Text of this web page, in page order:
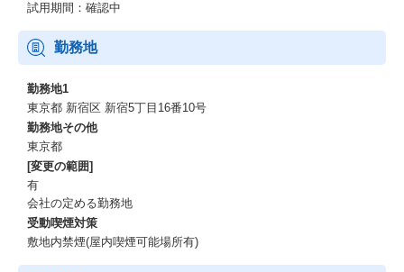
試用期間：確認中
勤務地
勤務地1
東京都 新宿区 新宿5丁目16番10号
勤務地その他
東京都
[変更の範囲]
有
会社の定める勤務地
受動喫煙対策
敷地内禁煙(屋内喫煙可能場所有)